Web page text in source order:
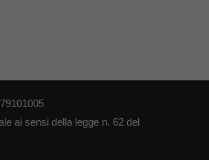
ai sensi della legge n. 62 del